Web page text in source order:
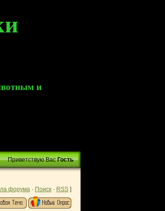
и
Приветствую Вас Гость
форума· Поиск· RSS]